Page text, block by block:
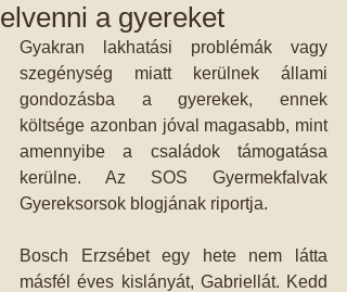
elvenni a gyereket
Gyakran lakhatási problémák vagy
szegénység miatt kerülnek állami
gondozásba a gyerekek, ennek
költsége azonban jóval magasabb, mint
amennyibe a családok támogatása
kerülne. Az SOS Gyermekfalvak
Gyereksorsok blogjának riportja.
Bosch Erzsébet egy hete nem látta
másfél éves kislányát, Gabriellát. Kedd